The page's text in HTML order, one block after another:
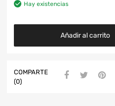
Hay existencias
Añadir al carrito
COMPARTE
(0)